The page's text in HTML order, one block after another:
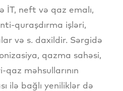
İT, neft və qaz emalı,
quraşdırma işləri,
və s. daxildir. Sərgidə
qazma sahəsi,
məhsullarının
ilə bağlı yeniliklər də